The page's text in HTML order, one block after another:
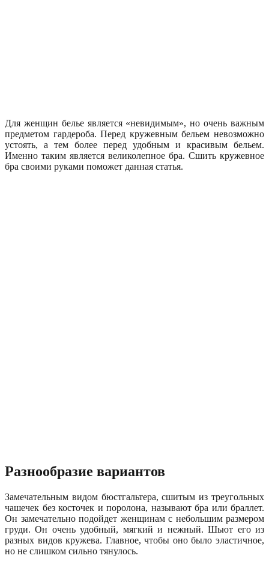
Для женщин белье является «невидимым», но очень важным
предметом гардероба. Перед кружевным бельем невозможно
устоять, а тем более перед удобным и красивым бельем.
Именно таким является великолепное бра. Сшить кружевное
бра своими руками поможет данная статья.
Разнообразие вариантов
Замечательным видом бюстгальтера, сшитым из треугольных
чашечек без косточек и поролона, называют бра или браллет.
Он замечательно подойдет женщинам с небольшим размером
груди. Он очень удобный, мягкий и нежный. Шьют его из
разных видов кружева. Главное, чтобы оно было эластичное,
но не слишком сильно тянулось.